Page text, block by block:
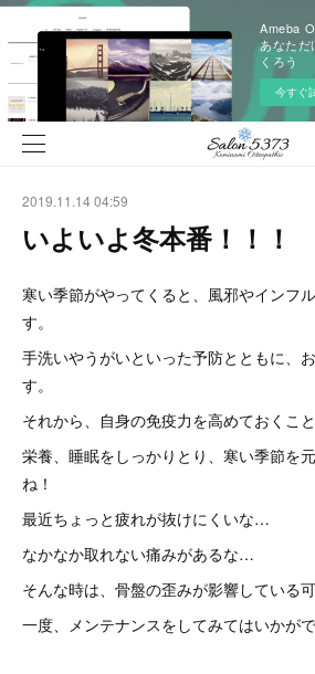
Ameba
あなただ
くろう
今すぐ
2019.11.14 04:59
いよいよ冬本番！！！
寒い季節がやってくると、風邪やインフ
す。
手洗いやうがいといった予防とともに、
す。
それから、自身の免疫力を高めておくこと
栄養、睡眠をしっかりとり、寒い季節を
ね！
最近ちょっと疲れが抜けにくいな…
なかなか取れない痛みがあるな…
そんな時は、骨盤の歪みが影響している
一度、メンテナンスをしてみてはいかが